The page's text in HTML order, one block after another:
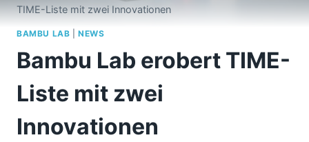
TIME-Liste mit zwei Innovationen
BAMBU LAB |NEWS
Bambu Lab erobert TIME-
Liste mit zwei
Innovationen